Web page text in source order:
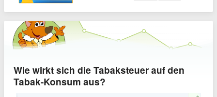
Wie wirkt sich die Tabaksteuer auf den
Tabak-Konsum aus?